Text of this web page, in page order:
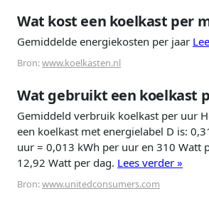
Wat kost een koelkast per
Gemiddelde energiekosten per jaar
Bron:www.koelkasten.nl
Wat gebruikt een koelkast
Gemiddeld verbruik koelkast per uur
een koelkast met energielabel D is:
uur = 0,013 kWh per uur en 310 Watt
12,92 Watt per dag. Lees verder »
Bron:www.unitedconsumers.com